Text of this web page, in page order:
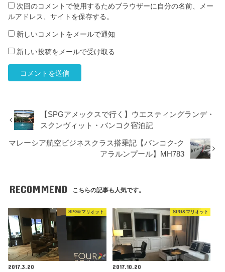
次回のコメントで使用するためブラウザーに自分の名前、メー
ルアドレス、サイトを保存する。
新しいコメントをメールで通知
新しい投稿をメールで受け取る
【SPGアメックスで行く】ウエスティングランデ・
スクンヴィット・バンコク宿泊記
マレーシア航空ビジネスクラス搭乗記【バンコク-ク
アラルンプール】MH783
RECOMMEND こちらの記事も人気です。
SPG&マリオット
2017.3.20
SPG&マリオット
2017.10.20